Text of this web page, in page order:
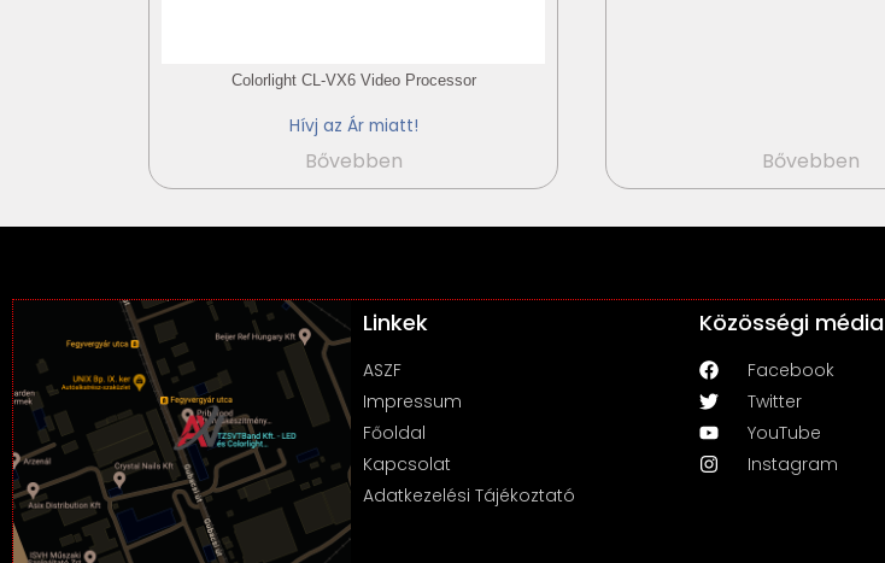
Colorlight CL-VX6 Video Processor
Hívj az Ár miatt!
Bővebben Bővebben
Linkek
ASZF
Impressum
Főoldal
Kapcsolat
Adatkezelési Tájékoztató
Közösségi média
Facebook
Twitter
YouTube
Instagram